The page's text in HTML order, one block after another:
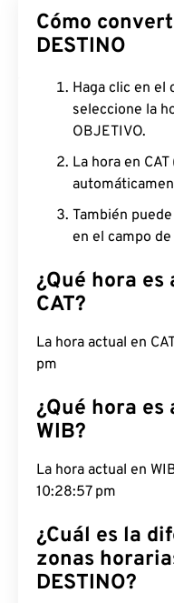
Cómo
DESTINO
Haga clic en el
seleccione la
OBJETIVO.
La hora en
También
en el campo de
¿Qué hora
CAT?
La hora actual en
pm
¿Qué hora
WIB?
La hora actual en
10:28:58 pm
¿Cuál es la
zonas
DESTINO?